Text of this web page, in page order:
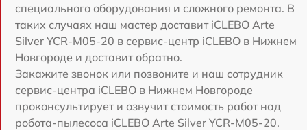
специального оборудования и сложного ремонта. В
таких случаях наш мастер доставит iCLEBO Arte
Silver YCR-M05-20 в сервис-центр iCLEBO в Нижнем
Новгороде и доставит обратно.
Закажите звонок или позвоните и наш сотрудник
сервис-центра iCLEBO в Нижнем Новгороде
проконсультирует и озвучит стоимость работ над
робота-пылесоса iCLEBO Arte Silver YCR-M05-20.